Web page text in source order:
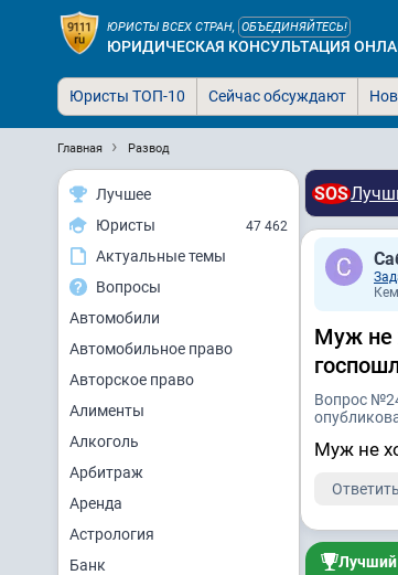
ЮРИСТЫ ВСЕХ СТРАН, ОБЪЕДИНЯЙТЕСЬ!
ЮРИДИЧЕСКАЯ КОНСУЛЬТАЦИЯ
Юристы ТОП-10 Сейчас обсуждают
Главная Развод
Лучшее
Юристы
47 462
Актуальные темы
Вопросы
Автомобили
Автомобильное право
Авторское право
Алименты
Алкоголь
Арбитраж
Аренда
Астрология
Банк
SOS
Муж не
Вопрос
Муж не
Ответить
Лучший